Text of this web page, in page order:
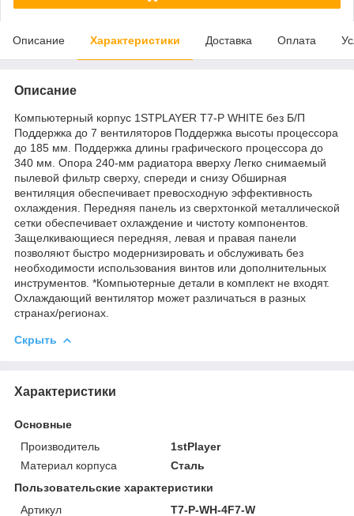
Описание Характеристики Доставка Оплата
Описание
Компьютерный корпус 1STPLAYER T7-P WHITE без Б/П
Поддержка до 7 вентиляторов Поддержка высоты процессора
до 185 мм. Поддержка длины графического процессора до
340 мм. Опора 240-мм радиатора вверху Легко снимаемый
пылевой фильтр сверху, спереди и снизу Обширная
вентиляция обеспечивает превосходную эффективность
охлаждения. Передняя панель из сверхтонкой металлической
сетки обеспечивает охлаждение и чистоту компонентов.
Защелкивающиеся передняя, левая и правая панели
позволяют быстро модернизировать и обслуживать без
необходимости использования винтов или дополнительных
инструментов. *Компьютерные детали в комплект не входят.
Охлаждающий вентилятор может различаться в разных
странах/регионах.
Скрыть
Характеристики
Основные
Производитель
1stPlayer
Материал корпуса
Сталь
Пользовательские характеристики
Артикул
T7-P-WH-4F7-W